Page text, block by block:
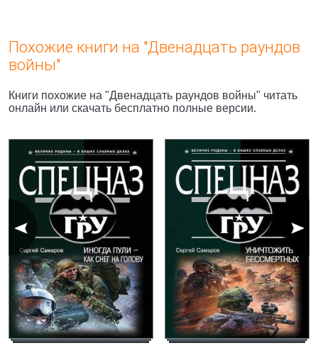
Похожие книги на "Двенадцать раундов
войны"
Книги похожие на "Двенадцать раундов войны" читать
онлайн или скачать бесплатно полные версии.